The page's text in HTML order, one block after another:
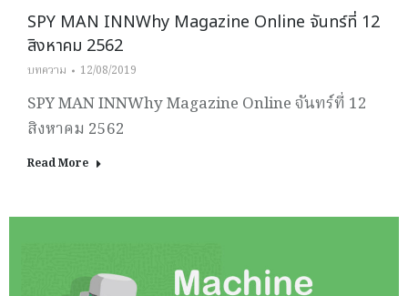
SPY MAN INNWhy Magazine Online จันทร์ที่ 12
สิงหาคม 2562
บทความ 12/08/2019
SPY MAN INNWhy Magazine Online จันทร์ที่ 12
สิงหาคม 2562
Read More